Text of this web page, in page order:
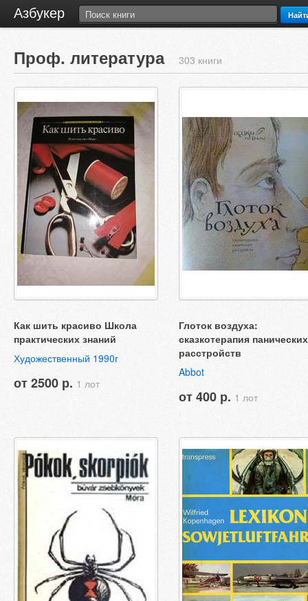
Азбукер
Проф. литература 303 книги
Как шить красиво Школа
практических знаний
Художественный 1990г
от 2500 р. 1 лот
Глоток воздуха:
сказкотерапия панических
расстройств
Abbot
от 400 р. 1 лот